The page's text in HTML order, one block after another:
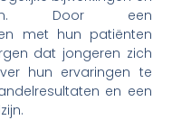
Door een
met hun patiënten
dat jongeren zich
hun ervaringen te
en een